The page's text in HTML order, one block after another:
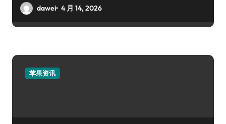
dawei 4 月 14, 2026
苹果资讯